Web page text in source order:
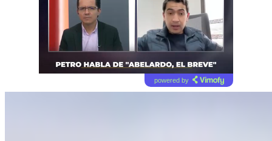
powered by